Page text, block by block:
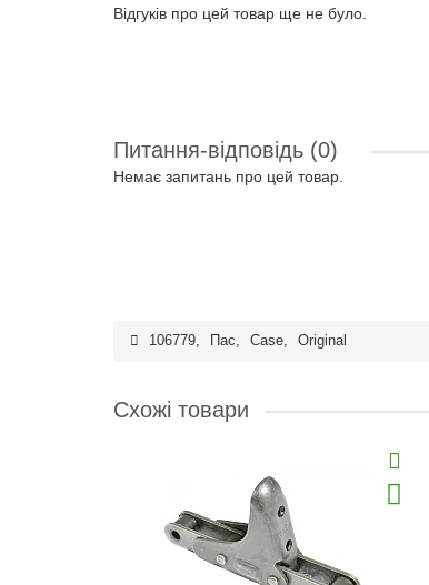
Відгуків про цей товар ще не було.
Питання-відповідь (0)
Немає запитань про цей товар.
106779, Пас, Case, Original
Схожі товари